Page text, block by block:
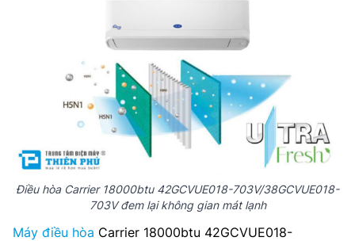
Điều hòa Carrier 18000btu 42GCVUE018-703V/38GCVUE018-
703V đem lại không gian mát lạnh
Máy điều hòa Carrier 18000btu 42GCVUE018-